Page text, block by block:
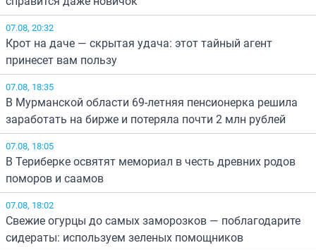
07.08, 20:32
Крот на даче — скрытая удача: этот тайный агент
принесет вам пользу
07.08, 18:35
В Мурманской области 69-летняя пенсионерка решила
заработать на бирже и потеряла почти 2 млн рублей
07.08, 18:05
В Териберке освятят мемориал в честь древних родов
поморов и саамов
07.08, 18:02
Свежие огурцы до самых заморозков — поблагодарите
сидераты: используем зеленых помощников